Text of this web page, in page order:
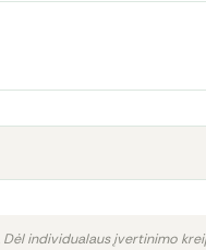
individualaus įvertinimo